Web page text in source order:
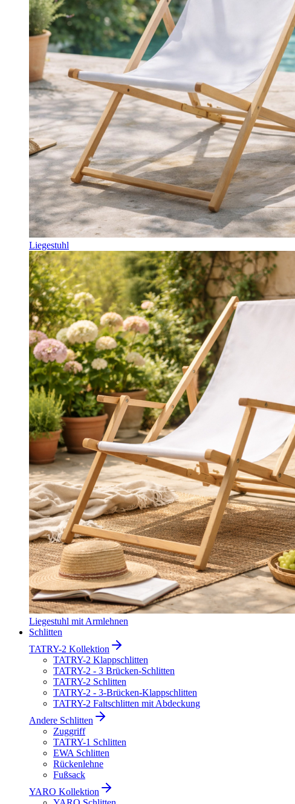
Liegestuhl
Liegestuhl mit Armlehnen
Schlitten
TATRY-2 Kollektion
TATRY-2 Klappschlitten
TATRY-2 - 3 Brücken-Schlitten
TATRY-2 Schlitten
TATRY-2 - 3-Brücken-Klappschlitten
TATRY-2 Faltschlitten mit Abdeckung
Andere Schlitten
Zuggriff
TATRY-1 Schlitten
EWA Schlitten
Rückenlehne
Fußsack
YARO Kollektion